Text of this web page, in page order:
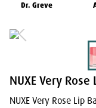
Dr. Greve
NUXE Very Rose
NUXE Very Rose Lip